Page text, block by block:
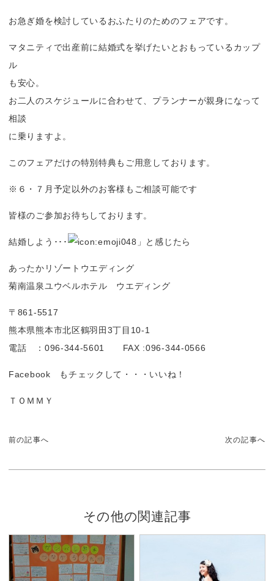
お急ぎ婚を検討しているおふたりのためのフェアです。
マタニティで出産前に結婚式を挙げたいとおもっているカップ
ル
も安心。
お二人のスケジュールに合わせて、プランナーが親身になって
相談
に乗りますよ。
このフェアだけの特別特典もご用意しております。
※６・７月予定以外のお客様もご相談可能です
皆様のご参加お待ちしております。
結婚しよう･･･ 」と感じたら
あったかリゾートウエディング
菊南温泉ユウベルホテル ウエディング
〒861-5517
熊本県熊本市北区鶴羽田3丁目10-1
電話 ：096-344-5601 FAX :096-344-0566
Facebook もチェックして・・・いいね！
ＴＯＭＭＹ
前の記事へ 次の記事へ
その他の関連記事